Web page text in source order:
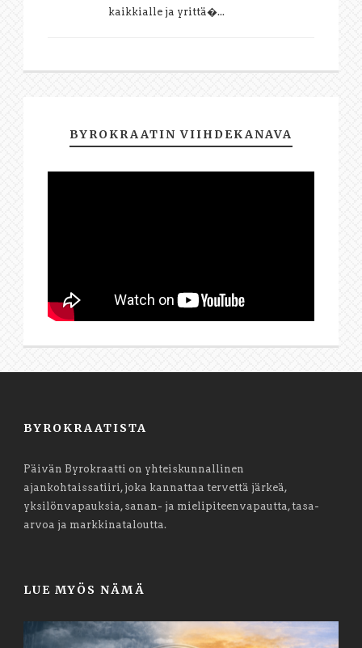
kaikkialle ja yrittä�...
BYROKRAATIN VIIHDEKANAVA
BYROKRAATISTA
Päivän Byrokraatti on yhteiskunnallinen
ajankohtaissatiiri, joka kannattaa tervettä järkeä,
yksilönvapauksia, sanan- ja mielipiteenvapautta, tasa-
arvoa ja markkinataloutta.
LUE MYÖS NÄMÄ